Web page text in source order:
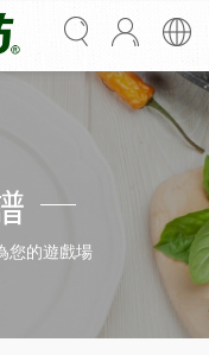
您的遊戲場